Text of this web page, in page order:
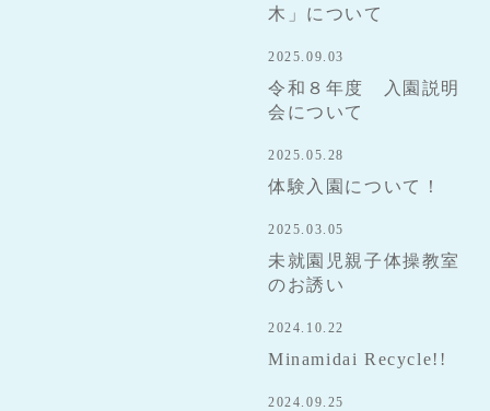
木」について
2025.09.03
令和８年度 入園説明
会について
2025.05.28
体験入園について！
2025.03.05
未就園児親子体操教室
のお誘い
2024.10.22
Minamidai Recycle!!
2024.09.25